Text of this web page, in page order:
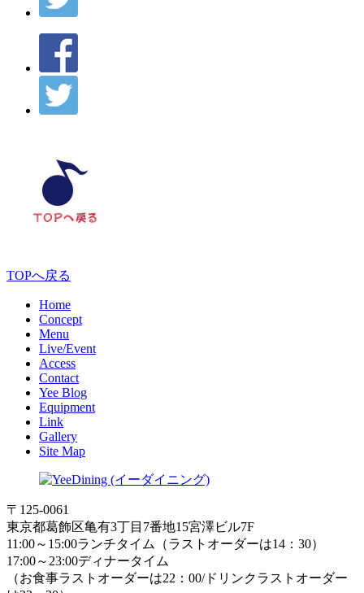
TOPへ戻る
Home
Concept
Menu
Live/Event
Access
Contact
Yee Blog
Equipment
Link
Gallery
Site Map
〒125-0061
東京都葛飾区亀有3丁目7番地15宮澤ビル7F
11:00～15:00ランチタイム（ラストオーダーは14：30）
17:00～23:00ディナータイム
（お食事ラストオーダーは22：00/ドリンクラストオーダー